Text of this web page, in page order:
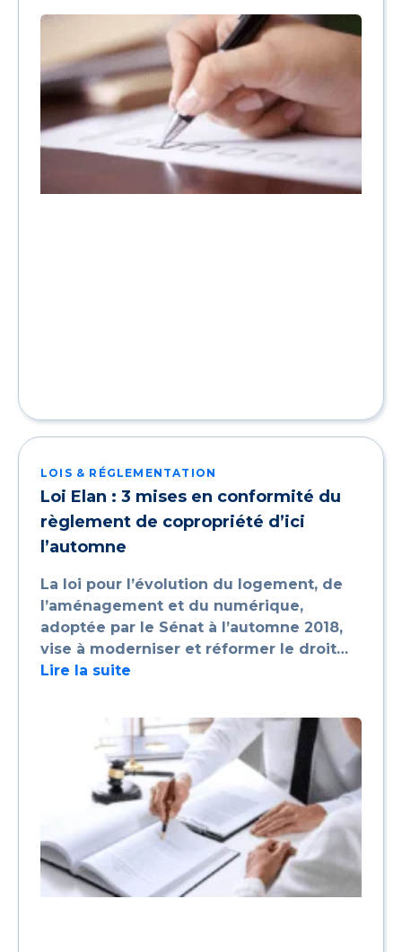
LOIS & RÉGLEMENTATION
Loi Elan : 3 mises en conformité du
règlement de copropriété d’ici
l’automne
La loi pour l’évolution du logement, de
l’aménagement et du numérique,
adoptée par le Sénat à l’automne 2018,
vise à moderniser et réformer le droit…
Lire la suite